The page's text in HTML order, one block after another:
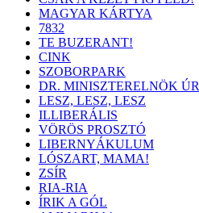
MAGYAR KÁRTYA
7832
TE BUZERANT!
CINK
SZOBORPARK
DR. MINISZTERELNÖK ÚR
LESZ, LESZ, LESZ
ILLIBERÁLIS
VÖRÖS PROSZTÓ
LIBERNYÁKULUM
LÓSZART, MAMA!
ZSÍR
RIA-RIA
ÍRIK A GÓL